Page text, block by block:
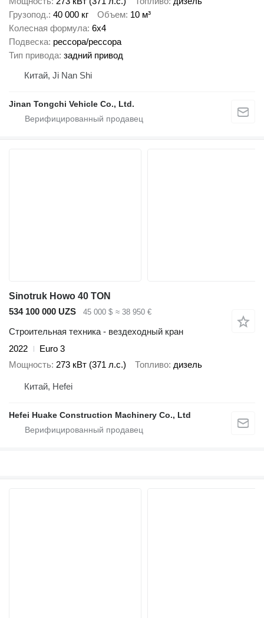
Грузопод. 40 000 кг Объем 10 м³
Колесная формула 6x4
Подвеска рессора/рессора
Тип привода задний привод
Китай, Ji Nan Shi
Jinan Tongchi Vehicle Co., Ltd.
Sinotruk Howo 40 TON
534 100 000 UZS
45 000 $ ≈ 38 950 €
Строительная техника - вездеходный кран
2022
Euro 3
Мощность 273 кВт (371 л.с.) Топливо дизель
Китай, Hefei
Hefei Huake Construction Machinery Co., Ltd